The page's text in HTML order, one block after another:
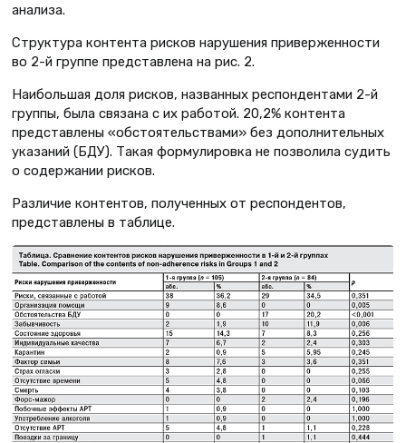
анализа.
Структура контента рисков нарушения приверженности
во 2-й группе представлена на рис. 2.
Наибольшая доля рисков, названных респондентами 2-й
группы, была связана с их работой. 20,2% контента
представлены «обстоятельствами» без дополнительных
указаний (БДУ). Такая формулировка не позволила судить
о содержании рисков.
Различие контентов, полученных от респондентов,
представлены в таблице.